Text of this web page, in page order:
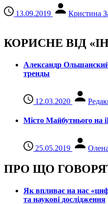
13.09.2019 Кристина
КОРИСНЕ ВІД
Александр
тренды
12.03.2020
Місто Майбутнього на
25.05.2019
ПРО ЩО
Як впливає на нас
та наукові дослідження